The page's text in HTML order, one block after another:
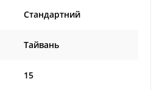
Стандартний
Тайвань
15